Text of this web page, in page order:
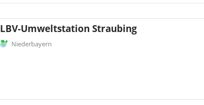
LBV-Umweltstation Straubing
Niederbayern